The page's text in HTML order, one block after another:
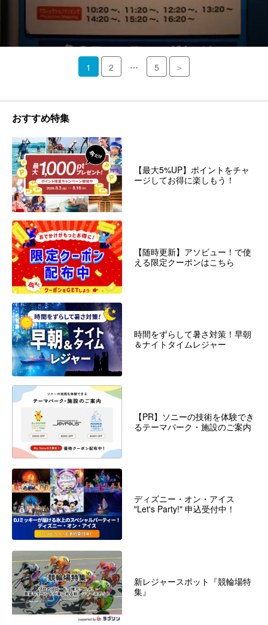
1 2 … 5 ＞
おすすめ特集
【最大5%UP】ポイントをチャ
ージしてお得に楽しもう！
【随時更新】アソビュー！で使
える限定クーポンはこちら
時間をずらして暑さ対策！早朝
＆ナイトタイムレジャー
【PR】ソニーの技術を体験でき
るテーマパーク・施設のご案内
ディズニー・オン・アイス
"Let's Party!" 申込受付中！
新レジャースポット『競輪場特
集』